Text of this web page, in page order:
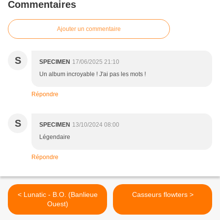
Commentaires
Ajouter un commentaire
S SPECIMEN 17/06/2025 21:10
Un album incroyable ! J'ai pas les mots !
Répondre
S SPECIMEN 13/10/2024 08:00
Légendaire
Répondre
< Lunatic - B.O. (Banlieue
Ouest)
Casseurs flowters >